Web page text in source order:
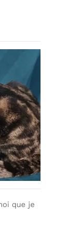
que je